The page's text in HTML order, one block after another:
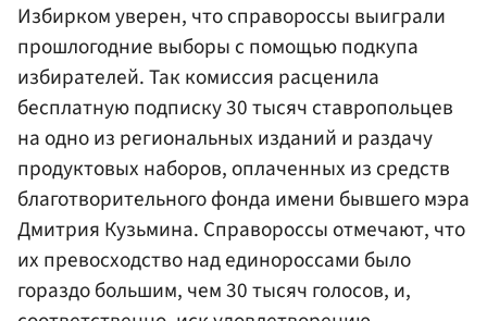
Избирком уверен, что справороссы выиграли
прошлогодние выборы с помощью подкупа
избирателей. Так комиссия расценила
бесплатную подписку 30 тысяч ставропольцев
на одно из региональных изданий и раздачу
продуктовых наборов, оплаченных из средств
благотворительного фонда имени бывшего мэра
Дмитрия Кузьмина. Справороссы отмечают, что
их превосходство над единороссами было
гораздо большим, чем 30 тысяч голосов, и,